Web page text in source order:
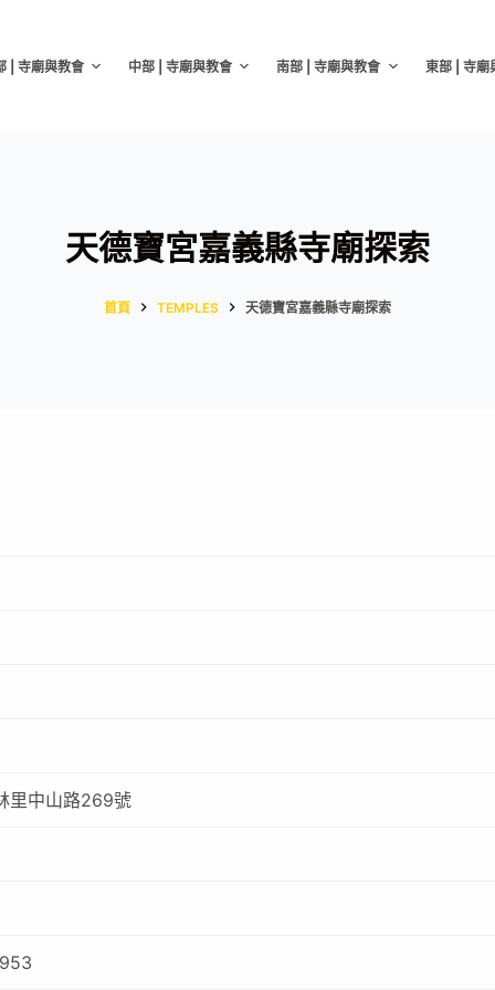
| 寺廟與教會 中部 | 寺廟與教會 南部 | 寺廟與教會 東部 | 寺廟
天德寶宮嘉義縣寺廟探索
首頁 TEMPLES 天德寶宮嘉義縣寺廟探索
里中山路269號